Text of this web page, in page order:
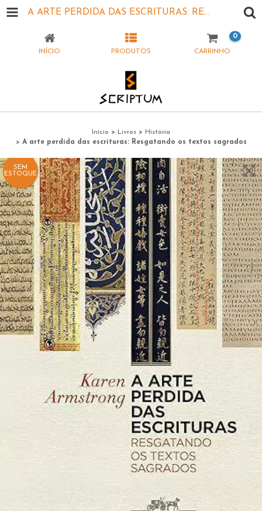
A ARTE PERDIDA DAS ESCRITURAS: RESGATANDO OS TEXTOS SAGRADOS
INÍCIO PRODUTOS CARRINHO
0
Início > Livros > História
> A arte perdida das escrituras: Resgatando os textos sagrados
SEM
ESTOQUE